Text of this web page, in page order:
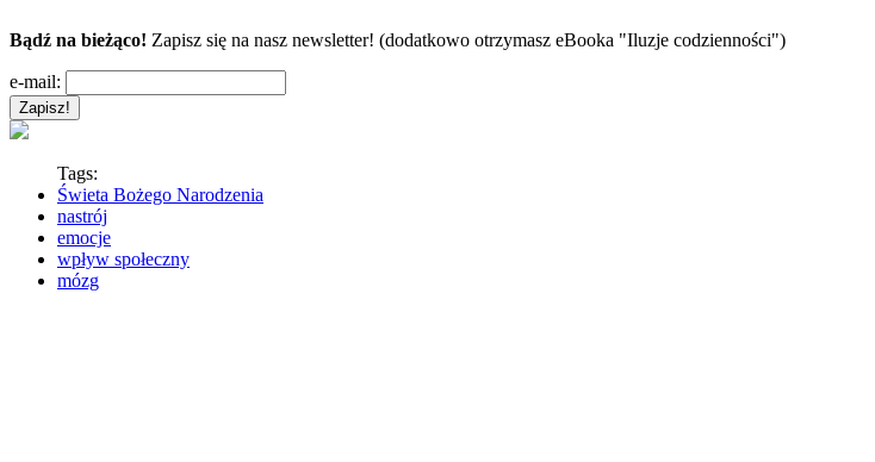
Bądź na bieżąco! Zapisz się na nasz newsletter! (dodatkowo otrzymasz eBooka "Iluzje codzienności")
e-mail:
Tags:
Świeta Bożego Narodzenia
nastrój
emocje
wpływ społeczny
mózg